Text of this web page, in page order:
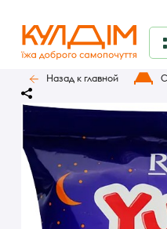
Назад к главной